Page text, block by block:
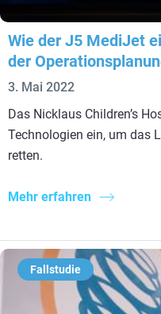
Wie der J5 MediJet
der
3. Mai 2022
Das Nicklaus Children’s
Technologien ein, um das
retten.
Mehr erfahren
Fallstudie